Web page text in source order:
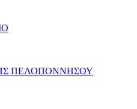
ΠΕΛΟΠΟΝΝΗΣΟΥ